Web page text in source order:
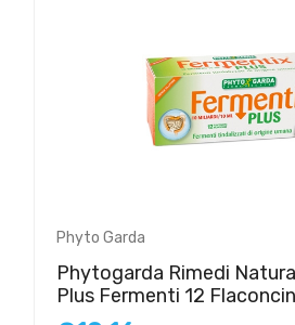
Phyto Garda
Phytogarda Rimedi
Plus Fermenti 12